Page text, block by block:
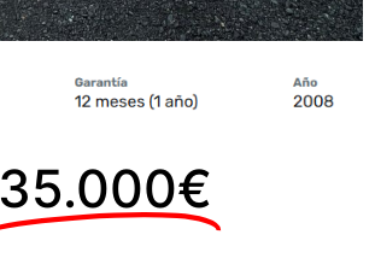
35.000€